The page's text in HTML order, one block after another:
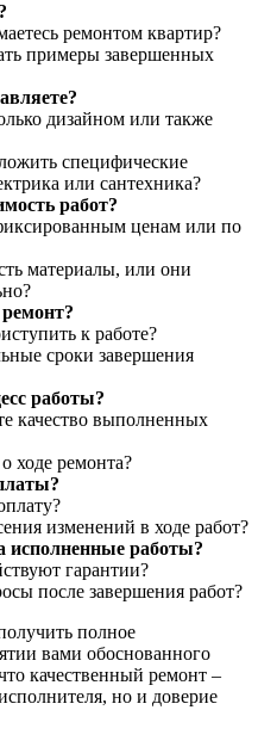
ремонтом квартир?
примеры завершенных
дизайном или также
специфические
или сантехника?
работ?
ценам или по
материалы, или они
к работе?
сроки завершения
работы?
качество выполненных
ходе ремонта?
изменений в ходе работ?
исполненные работы?
гарантии?
после завершения работ?
полное
вами обоснованного
качественный ремонт –
но и доверие